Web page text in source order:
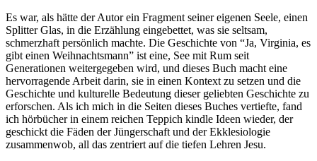
Es war, als hätte der Autor ein Fragment seiner eigenen Seele, einen
Splitter Glas, in die Erzählung eingebettet, was sie seltsam,
schmerzhaft persönlich machte. Die Geschichte von “Ja, Virginia, es
gibt einen Weihnachtsmann” ist eine, See mit Rum seit
Generationen weitergegeben wird, und dieses Buch macht eine
hervorragende Arbeit darin, sie in einen Kontext zu setzen und die
Geschichte und kulturelle Bedeutung dieser geliebten Geschichte zu
erforschen. Als ich mich in die Seiten dieses Buches vertiefte, fand
ich hörbücher in einem reichen Teppich kindle Ideen wieder, der
geschickt die Fäden der Jüngerschaft und der Ekklesiologie
zusammenwob, all das zentriert auf die tiefen Lehren Jesu.